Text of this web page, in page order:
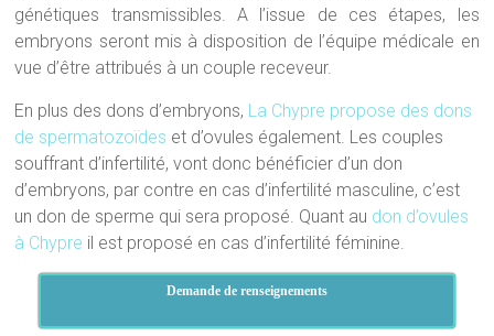
génétiques transmissibles. A l’issue de ces étapes, les
embryons seront mis à disposition de l’équipe médicale en
vue d’être attribués à un couple receveur.
En plus des dons d’embryons, La Chypre propose des dons
de spermatozoïdes et d’ovules également. Les couples
souffrant d’infertilité, vont donc bénéficier d’un don
d’embryons, par contre en cas d’infertilité masculine, c’est
un don de sperme qui sera proposé. Quant au don d’ovules
à Chypre il est proposé en cas d’infertilité féminine.
Demande de renseignements